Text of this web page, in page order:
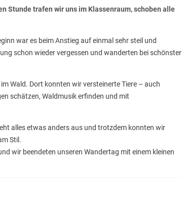
Stunde trafen wir uns im Klassenraum, schoben alle
war es beim Anstieg auf einmal sehr steil und
schon wieder vergessen und wanderten bei schönster
Wald. Dort konnten wir versteinerte Tiere – auch
schätzen, Waldmusik erfinden und mit
alles etwas anders aus und trotzdem konnten wir
Stil.
wir beendeten unseren Wandertag mit einem kleinen